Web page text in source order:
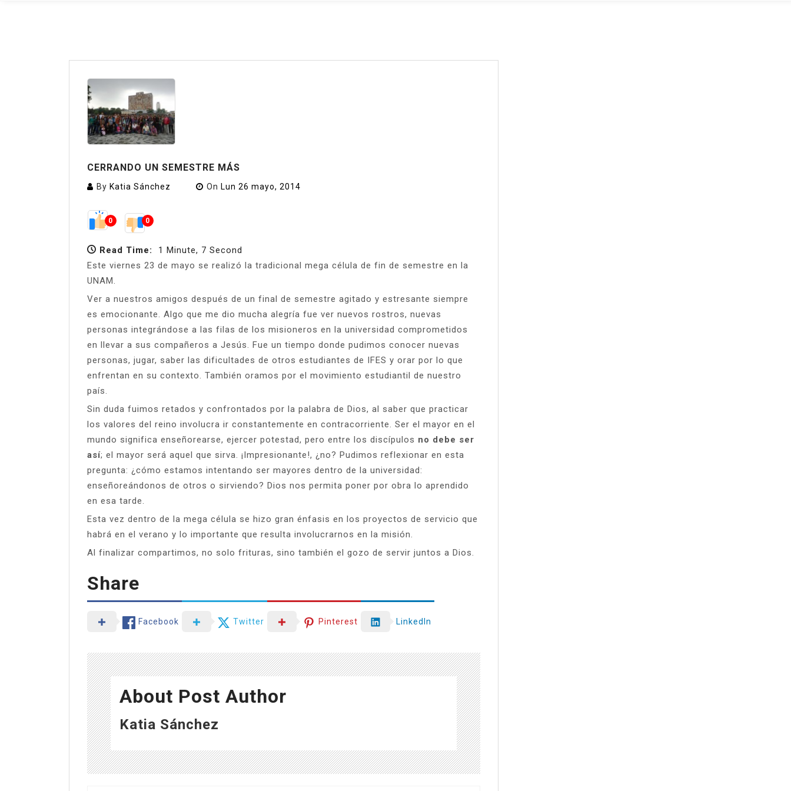
CERRANDO UN SEMESTRE MÁS
By Katia Sánchez On Lun 26 mayo, 2014
0 0
Read Time:
1 Minute, 7 Second
Este viernes 23 de mayo se realizó la tradicional mega célula de fin de semestre en la
UNAM.
Ver a nuestros amigos después de un final de semestre agitado y estresante siempre
es emocionante. Algo que me dio mucha alegría fue ver nuevos rostros, nuevas
personas integrándose a las filas de los misioneros en la universidad comprometidos
en llevar a sus compañeros a Jesús. Fue un tiempo donde pudimos conocer nuevas
personas, jugar, saber las dificultades de otros estudiantes de IFES y orar por lo que
enfrentan en su contexto. También oramos por el movimiento estudiantil de nuestro
país.
Sin duda fuimos retados y confrontados por la palabra de Dios, al saber que practicar
los valores del reino involucra ir constantemente en contracorriente. Ser el mayor en el
mundo significa enseñorearse, ejercer potestad, pero entre los discípulos no debe ser
así; el mayor será aquel que sirva. ¡Impresionante!, ¿no? Pudimos reflexionar en esta
pregunta: ¿cómo estamos intentando ser mayores dentro de la universidad:
enseñoreándonos de otros o sirviendo? Dios nos permita poner por obra lo aprendido
en esa tarde.
Esta vez dentro de la mega célula se hizo gran énfasis en los proyectos de servicio que
habrá en el verano y lo importante que resulta involucrarnos en la misión.
Al finalizar compartimos, no solo frituras, sino también el gozo de servir juntos a Dios.
Share
Facebook Twitter Pinterest LinkedIn
About Post Author
Katia Sánchez